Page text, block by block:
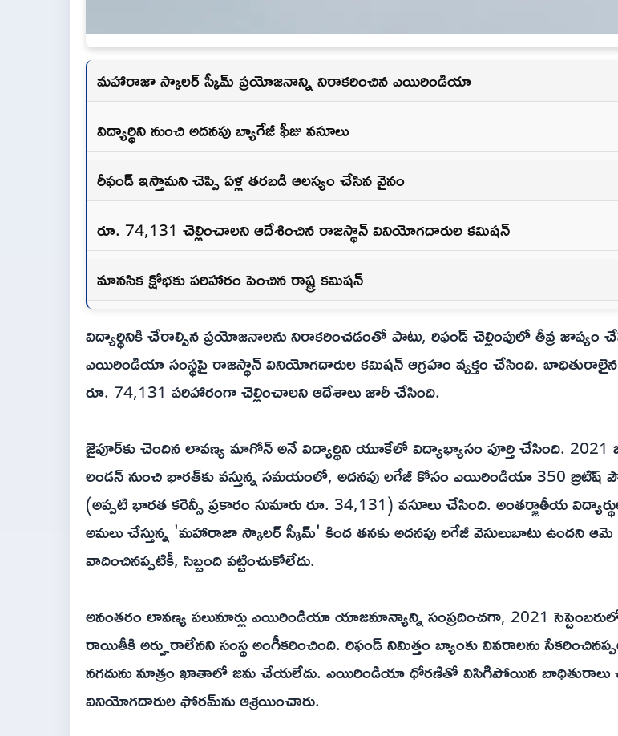
మహారాజా స్కాలర్ స్కీమ్ ప్రయోజనాన్ని నిరాకరించిన ఎయిరిండియా
విద్యార్థిని నుంచి అదనపు బ్యాగేజీ ఫీజు వసూలు
రీఫండ్ ఇస్తామని చెప్పి ఏళ్ల తరబడి ఆలస్యం చేసిన వైనం
రూ. 74,131 చెల్లించాలని ఆదేశించిన రాజస్థాన్ వినియోగదారుల కమిషన్
మానసిక క్షోభకు పరిహారం పెంచిన రాష్ట్ర కమిషన్
విద్యార్థినికి చేరాల్సిన ప్రయోజనాలను నిరాకరించడంతో పాటు, రిఫండ్ చెల్లింపులో తీవ్ర జాప్యం
ఎయిరిండియా సంస్థపై రాజస్థాన్ వినియోగదారుల కమిషన్ ఆగ్రహం వ్యక్తం చేసింది. బాధితురాలైన
రూ. 74,131 పరిహారంగా చెల్లించాలని ఆదేశాలు జారీ చేసింది.
జైపూర్‌కు చెందిన లావణ్య మాగోన్ అనే విద్యార్థిని యూకేలో విద్యాభ్యాసం పూర్తి చేసింది. 2021
లండన్ నుంచి భారత్‌కు వస్తున్న సమయంలో, అదనపు లగేజీ కోసం ఎయిరిండియా 350 బ్రిటిష్
(అప్పటి భారత కరెన్సీ ప్రకారం సుమారు రూ. 34,131) వసూలు చేసింది. అంతర్జాతీయ
అమలు చేస్తున్న 'మహారాజా స్కాలర్ స్కీమ్' కింద తనకు అదనపు లగేజీ వెసులుబాటు ఉందని ఆమె
వాదించినప్పటికీ, సిబ్బంది పట్టించుకోలేదు.
అనంతరం లావణ్య పలుమార్లు ఎయిరిండియా యాజమాన్యాన్ని సంప్రదించగా, 2021
రాయితీకి అర్హురాలేనని సంస్థ అంగీకరించింది. రిఫండ్ నిమిత్తం బ్యాంకు వివరాలను
నగదును మాత్రం ఖాతాలో జమ చేయలేదు. ఎయిరిండియా ధోరణితో విసిగిపోయిన బాధితురాలు
వినియోగదారుల ఫోరమ్‌ను ఆశ్రయించారు.